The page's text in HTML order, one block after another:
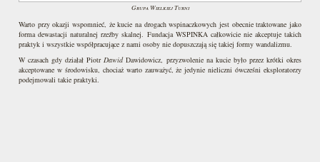
Grupa Wielkiej Turni
Warto przy okazji wspomnieć, że kucie na drogach wspinaczkowych jest obecnie traktowane jako
forma dewastacji naturalnej rzeźby skalnej. Fundacja WSPINKA całkowicie nie akceptuje takich
praktyk i wszystkie współpracujące z nami osoby nie dopuszczają się takiej formy wandalizmu.
W czasach gdy działał PiotrDawidDawidowicz, przyzwolenie na kucie było przez krótki okres
akceptowane w środowisku, chociaż warto zauważyć, że jedynie nieliczni ówcześni eksploratorzy
podejmowali takie praktyki.